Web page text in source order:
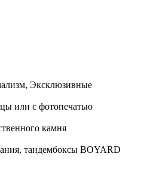
Эксклюзивные
или с фотопечатью
камня
тандембоксы BOYARD